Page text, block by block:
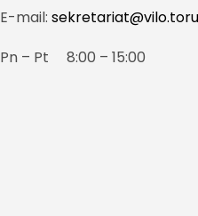
E-mail:
Pn – Pt 8:00 – 15:00